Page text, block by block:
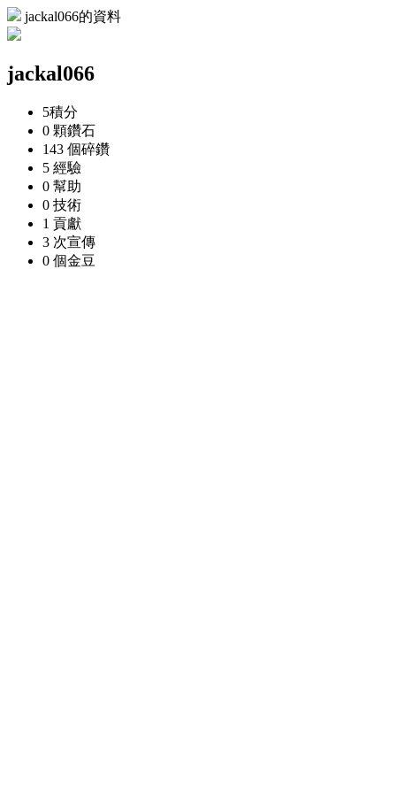
jackal066的資料
jackal066
5積分
0 顆鑽石
143 個碎鑽
5 經驗
0 幫助
0 技術
1 貢獻
3 次宣傳
0 個金豆